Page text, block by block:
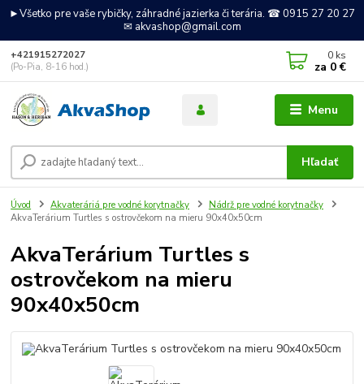
►Všetko pre vaše rybičky, záhradné jazierka či terária. ☎ 0915 27 20 27
✉ akvashop@gmail.com
Menu
Hľadať
+421915272027
(Po-Pia, 8-16 hod.)
0 ks
za 0 €
Úvod Akvateráriá pre vodné korytnačky
Nádrž pre vodné korytnačky
AkvaTerárium Turtles s ostrovčekom na mieru 90x40x50cm
AkvaTerárium Turtles s
ostrovčekom na mieru
90x40x50cm